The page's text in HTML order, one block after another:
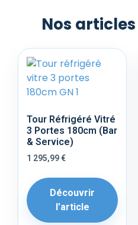
Nos
Tour Réfrigéré Vitré
3 Portes 180cm (Bar
& Service)
1 295,99€
Découvrir
l’article